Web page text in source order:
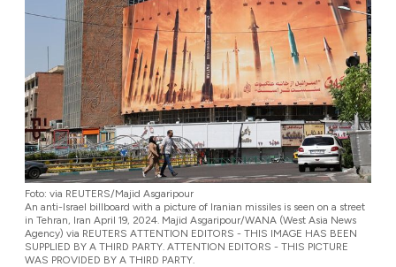
Foto: via REUTERS/Majid Asgaripour
An anti-Israel billboard with a picture of Iranian missiles is seen on a street
in Tehran, Iran April 19, 2024. Majid Asgaripour/WANA (West Asia News
Agency) via REUTERS ATTENTION EDITORS - THIS IMAGE HAS BEEN
SUPPLIED BY A THIRD PARTY. ATTENTION EDITORS - THIS PICTURE
WAS PROVIDED BY A THIRD PARTY.